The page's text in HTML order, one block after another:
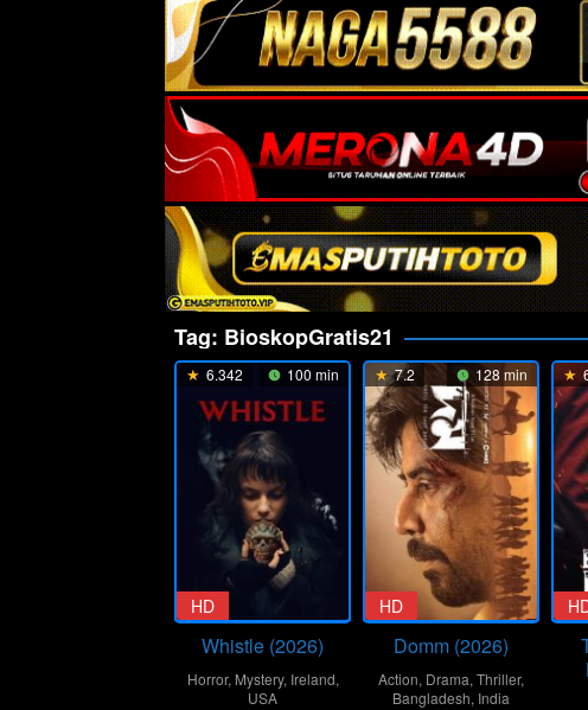
Tag: BioskopGratis21
6.342 100 min
HD
Whistle (2026)
Horror, Mystery, Ireland,
USA
7.2 128 min
HD
Domm (2026)
Action, Drama,Thriller,
Bangladesh, India